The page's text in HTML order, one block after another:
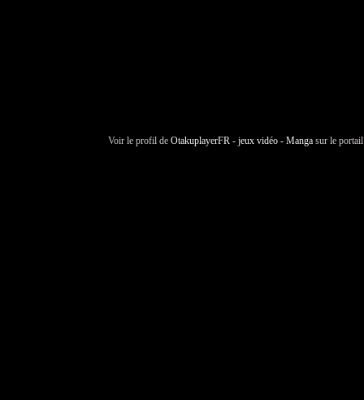
Voir le profil de OtakuplayerFR - jeux vidéo - Manga sur le